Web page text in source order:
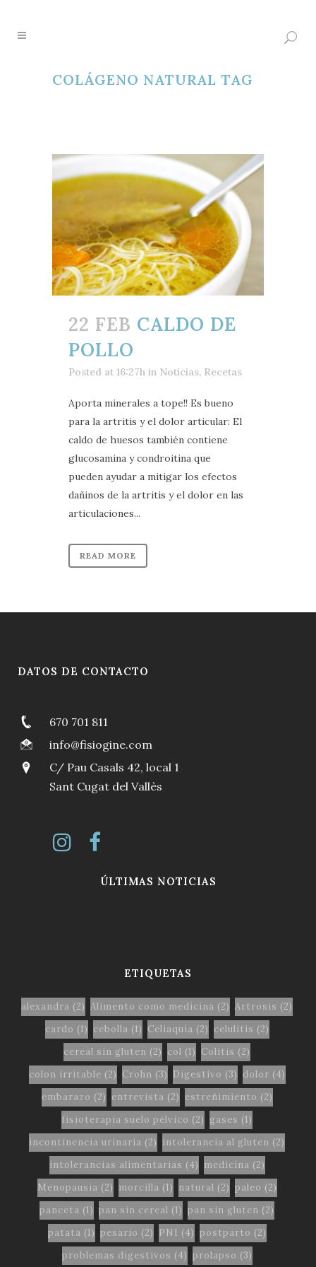
COLÁGENO NATURAL TAG
22 FEB CALDO DE
POLLO
Posted at 16:27h in Noticias, Recetas
Aporta minerales a tope!! Es bueno
para la artritis y el dolor articular: El
caldo de huesos también contiene
glucosamina y condroitina que
pueden ayudar a mitigar los efectos
dañinos de la artritis y el dolor en las
articulaciones...
READ MORE
DATOS DE CONTACTO
670 701 811
info@fisiogine.com
C/ Pau Casals 42, local 1
Sant Cugat del Vallès
ÚLTIMAS NOTICIAS
ETIQUETAS
alexandra (2) Alimento como medicina (2) Artrosis (2)
cardo (1) cebolla (1) Celiaquía (2) celulitis (2)
cereal sin gluten (2) col (1) Colitis (2)
colon irritable (2) Crohn (3) Digestivo (3) dolor (4)
embarazo (2) entrevista (2) estreñimiento (2)
fisioterapia suelo pélvico (2) gases (1)
incontinencia urinaria (2) intolerancia al gluten (2)
intolerancias alimentarias (4) medicina (2)
Menopausia (2) morcilla (1) natural (2) paleo (2)
panceta (1) pan sin cereal (1) pan sin gluten (2)
patata (1) pesario (2) PNI (4) postparto (2)
problemas digestivos (4) prolapso (3)